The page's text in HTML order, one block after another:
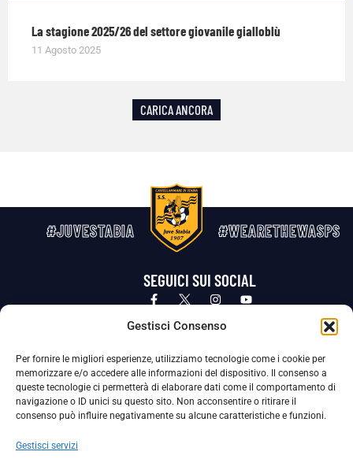
Gestisci Consenso
Per fornire le migliori esperienze, utilizziamo tecnologie come i cookie per
memorizzare e/o accedere alle informazioni del dispositivo. Il consenso a
queste tecnologie ci permetterà di elaborare dati come il comportamento di
navigazione o ID unici su questo sito. Non acconsentire o ritirare il
consenso può influire negativamente su alcune caratteristiche e funzioni.
Gestisci servizi
La stagione 2025/26 del settore giovanile gialloblù
11 Agosto 2025
CARICA ANCORA
#JUVESTABIA #WEARETHEWASPS
SEGUICI SUI SOCIAL
Privacy Policy Cookie Policy
La Società ha nominato il Responsabile della Protezione dei Dati Personali (DPO), figura specializzata che vigila sulle modalità
adottate dalla nostra Società per tutelare i Suoi dati personali.
Per contattare il DPO può scrivere a